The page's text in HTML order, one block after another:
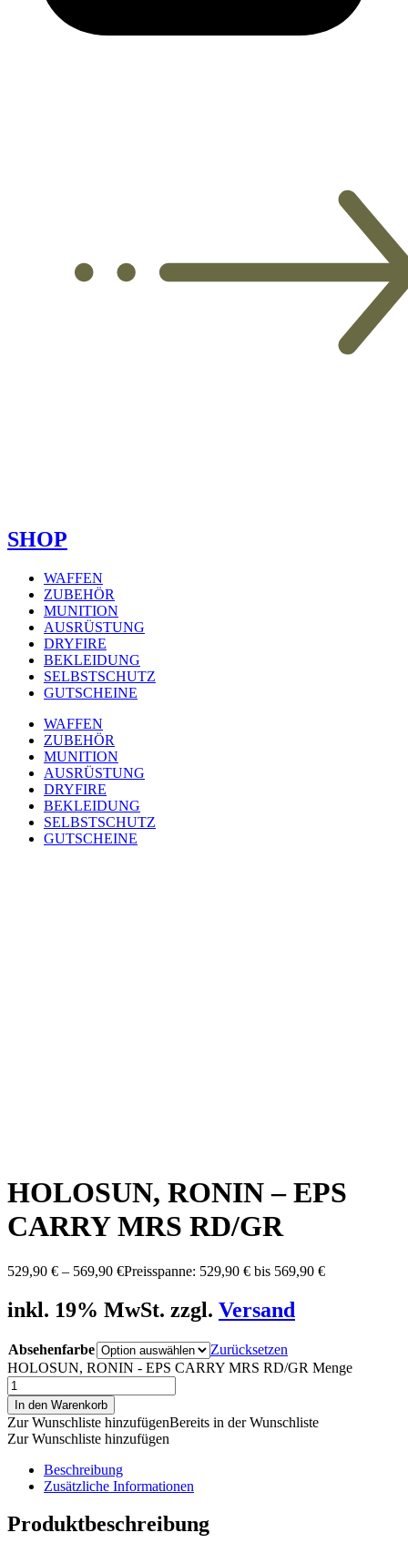
SHOP
WAFFEN
ZUBEHÖR
MUNITION
AUSRÜSTUNG
DRYFIRE
BEKLEIDUNG
SELBSTSCHUTZ
GUTSCHEINE
WAFFEN
ZUBEHÖR
MUNITION
AUSRÜSTUNG
DRYFIRE
BEKLEIDUNG
SELBSTSCHUTZ
GUTSCHEINE
HOLOSUN, RONIN – EPS
CARRY MRS RD/GR
529,90 € – 569,90 €Preisspanne: 529,90 € bis 569,90 €
inkl. 19% MwSt. zzgl. Versand
Absehenfarbe
Zurücksetzen
HOLOSUN, RONIN - EPS CARRY MRS RD/GR Menge
In den Warenkorb
Zur Wunschliste hinzufügenBereits in der Wunschliste
Zur Wunschliste hinzufügen
Beschreibung
Zusätzliche Informationen
Produktbeschreibung